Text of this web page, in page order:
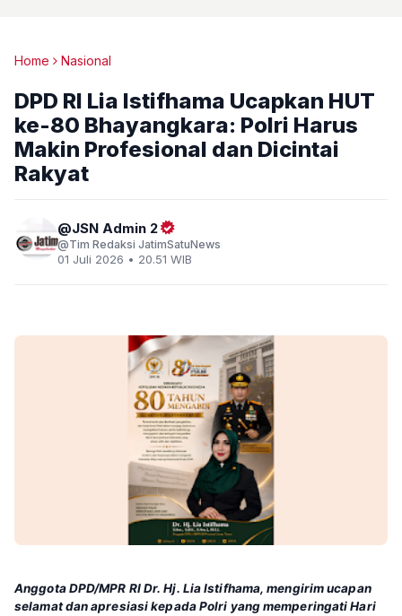
Home Nasional
DPD RI Lia Istifhama Ucapkan HUT
ke-80 Bhayangkara: Polri Harus
Makin Profesional dan Dicintai
Rakyat
JSN Admin 2
Tim Redaksi JatimSatuNews
01 Juli 2026 • 20.51 WIB
Anggota DPD/MPR RI Dr. Hj. Lia Istifhama, mengirim ucapan
selamat dan apresiasi kepada Polri yang memperingati Hari